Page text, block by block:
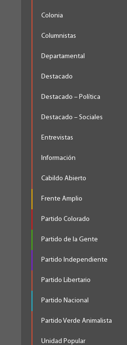
Colonia
Columnistas
Departamental
Destacado
Destacado – Política
Destacado – Sociales
Entrevistas
Información
Cabildo Abierto
Frente Amplio
Partido Colorado
Partido de la Gente
Partido Independiente
Partido Libertario
Partido Nacional
Partido Verde Animalista
Unidad Popular